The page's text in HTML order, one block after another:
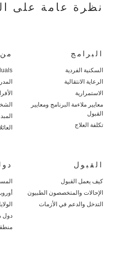
نظرة عامة على
البرامج
السكنية الفردية
الرعاية الانتقالية
الاستمرارية
معايير ملاءمة البرنامج ومعايير
القبول
تكلفة العلاج
القبول
كيف يعمل القبول
الإحالات والمتخصصون الطبيون
التدخل والدعم في الأزمات
دول